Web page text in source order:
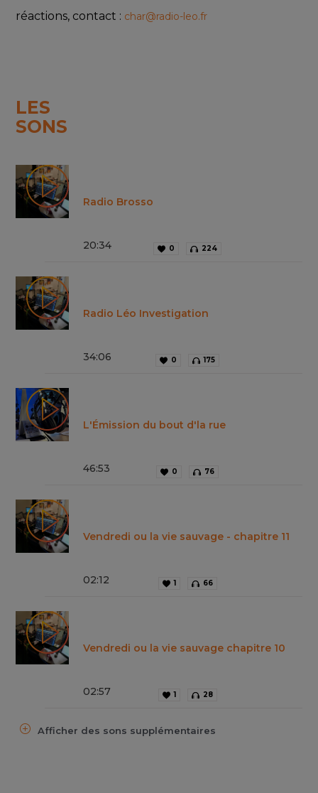
réactions, contact : char@radio-leo.fr
LES
SONS
Radio Brosso
20:34 0 224
Radio Léo Investigation
34:06 0 175
L'Émission du bout d'la rue
46:53 0 76
Vendredi ou la vie sauvage - chapitre 11
02:12 1 66
Vendredi ou la vie sauvage chapitre 10
02:57 1 28
Afficher des sons supplémentaires